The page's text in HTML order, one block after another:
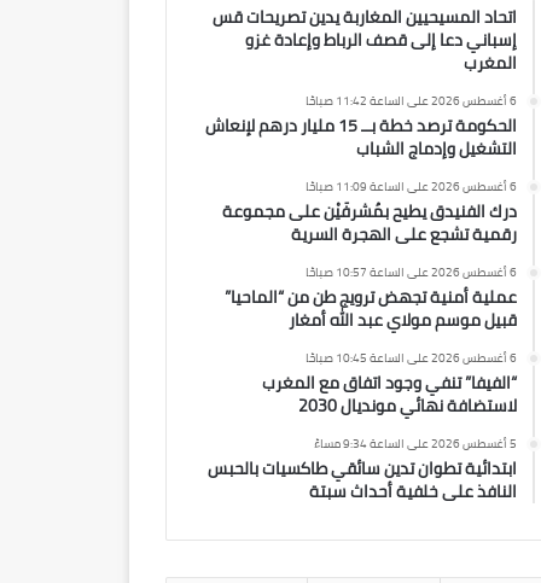
اتحاد المسيحيين المغاربة يدين تصريحات قس
إسباني دعا إلى قصف الرباط وإعادة غزو
المغرب
6 أغسطس 2026 على الساعة 11:42 صباحًا
الحكومة ترصد خطة بــ 15 مليار درهم لإنعاش
التشغيل وإدماج الشباب
6 أغسطس 2026 على الساعة 11:09 صباحًا
درك الفنيدق يطيح بمُشرفَيْن على مجموعة
رقمية تشجع على الهجرة السرية
6 أغسطس 2026 على الساعة 10:57 صباحًا
عملية أمنية تجهض ترويج طن من “الماحيا”
قبيل موسم مولاي عبد الله أمغار
6 أغسطس 2026 على الساعة 10:45 صباحًا
“الفيفا” تنفي وجود اتفاق مع المغرب
لاستضافة نهائي مونديال 2030
5 أغسطس 2026 على الساعة 9:34 مساءً
ابتدائية تطوان تدين سائقي طاكسيات بالحبس
النافذ على خلفية أحداث سبتة